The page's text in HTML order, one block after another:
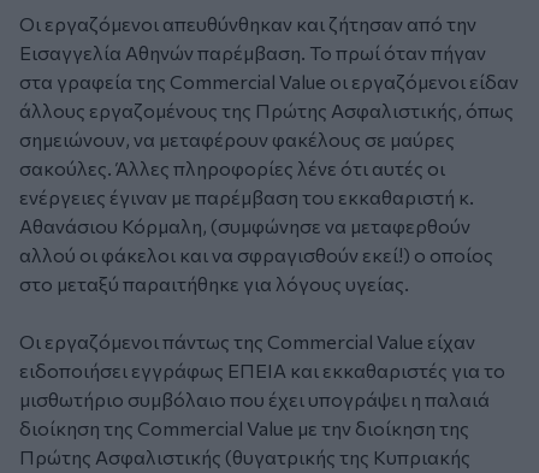
Οι εργαζόμενοι απευθύνθηκαν και ζήτησαν από την
Εισαγγελία Αθηνών παρέμβαση. Το πρωί όταν πήγαν
στα γραφεία της Commercial Value οι εργαζόμενοι είδαν
άλλους εργαζομένους της Πρώτης Ασφαλιστικής, όπως
σημειώνουν, να μεταφέρουν φακέλους σε μαύρες
σακούλες. Άλλες πληροφορίες λένε ότι αυτές οι
ενέργειες έγιναν με παρέμβαση του εκκαθαριστή κ.
Αθανάσιου Κόρμαλη, (συμφώνησε να μεταφερθούν
αλλού οι φάκελοι και να σφραγισθούν εκεί!) ο οποίος
στο μεταξύ παραιτήθηκε για λόγους υγείας.
Οι εργαζόμενοι πάντως της Commercial Value είχαν
ειδοποιήσει εγγράφως ΕΠΕΙΑ και εκκαθαριστές για το
μισθωτήριο συμβόλαιο που έχει υπογράψει η παλαιά
διοίκηση της Commercial Value με την διοίκηση της
Πρώτης Ασφαλιστικής (θυγατρικής της Κυπριακής